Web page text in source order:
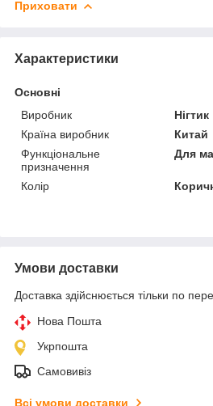
Приховати
Характеристики
Основні
Виробник
Нігтик
Країна виробник
Китай
Функціональне
призначення
Для
Колір
Умови доставки
Доставка здійснюється тільки по
Нова Пошта
Укрпошта
Самовивіз
Всі умови доставки